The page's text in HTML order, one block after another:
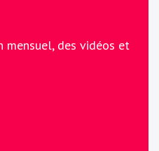
mensuel, des vidéos et